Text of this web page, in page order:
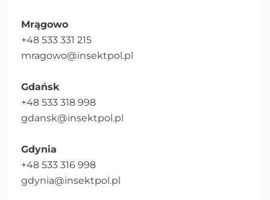
Mrągowo
+48 533 331 215
mragowo@insektpol.pl
Gdańsk
+48 533 318 998
gdansk@insektpol.pl
Gdynia
+48 533 316 998
gdynia@insektpol.pl